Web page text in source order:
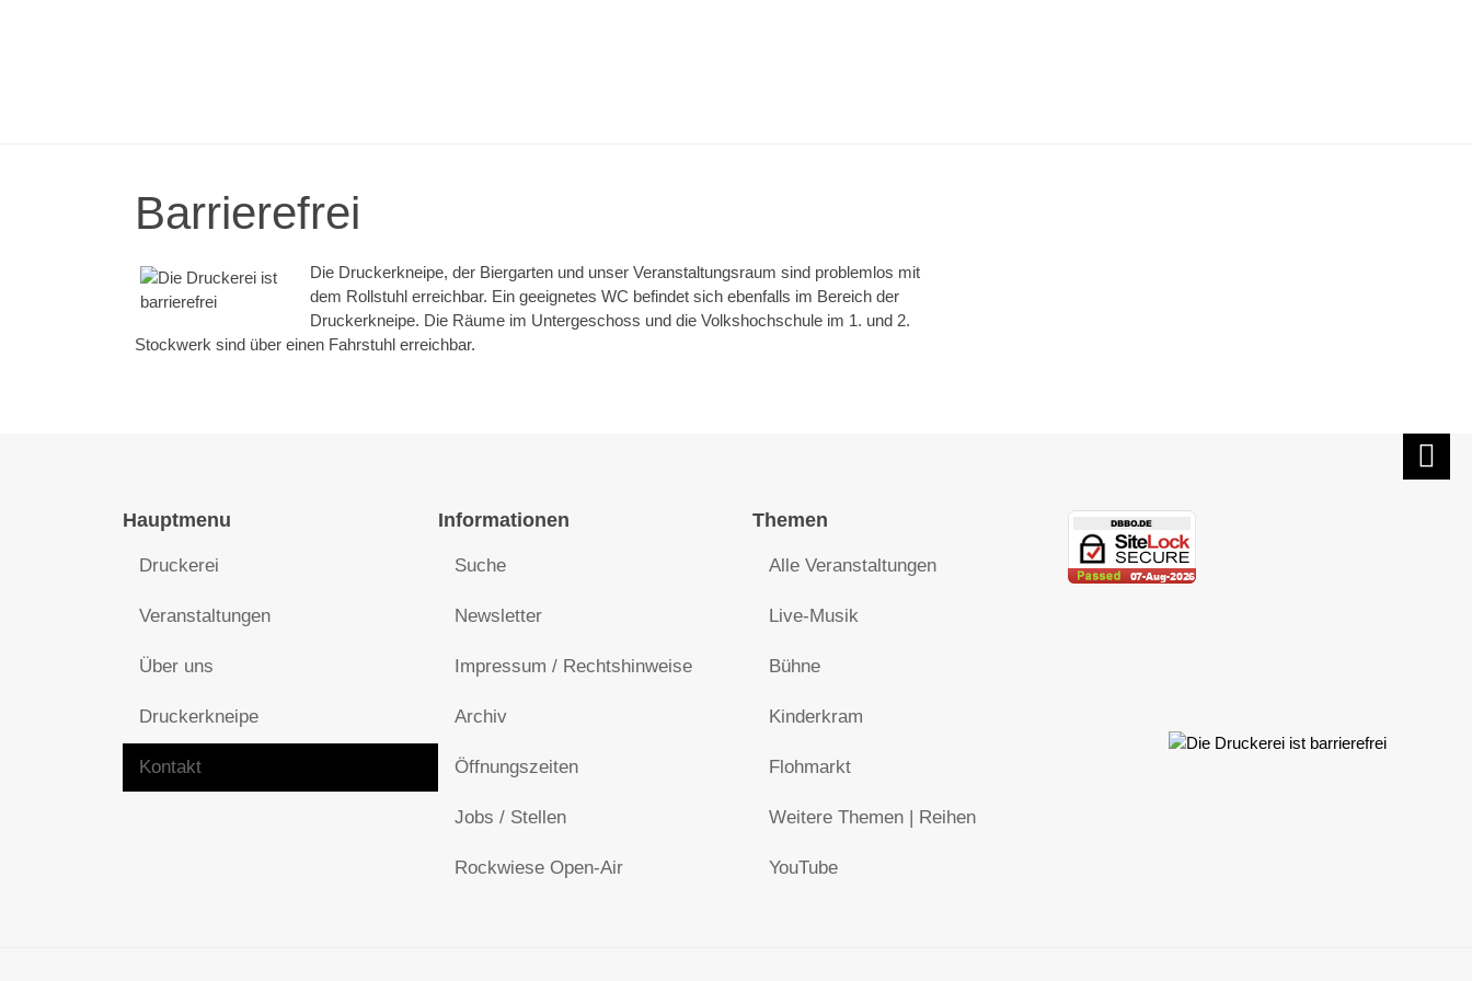
Barrierefrei
Die Druckerkneipe, der Biergarten und unser Veranstaltungsraum sind problemlos mit
dem Rollstuhl erreichbar. Ein geeignetes WC befindet sich ebenfalls im Bereich der
Druckerkneipe. Die Räume im Untergeschoss und die Volkshochschule im 1. und 2.
Stockwerk sind über einen Fahrstuhl erreichbar.
Hauptmenu
Druckerei
Veranstaltungen
Über uns
Druckerkneipe
Kontakt
Informationen
Suche
Newsletter
Impressum / Rechtshinweise
Archiv
Öffnungszeiten
Jobs / Stellen
Rockwiese Open-Air
Themen
Alle Veranstaltungen
Live-Musik
Bühne
Kinderkram
Flohmarkt
Weitere Themen | Reihen
YouTube